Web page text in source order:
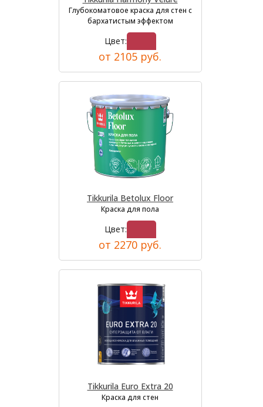
Глубокоматовое краска для стен с
бархатистым эффектом
Цвет:
от 2105 руб.
Tikkurila Betolux Floor
Краска для пола
Цвет:
от 2270 руб.
Tikkurila Euro Extra 20
Краска для стен